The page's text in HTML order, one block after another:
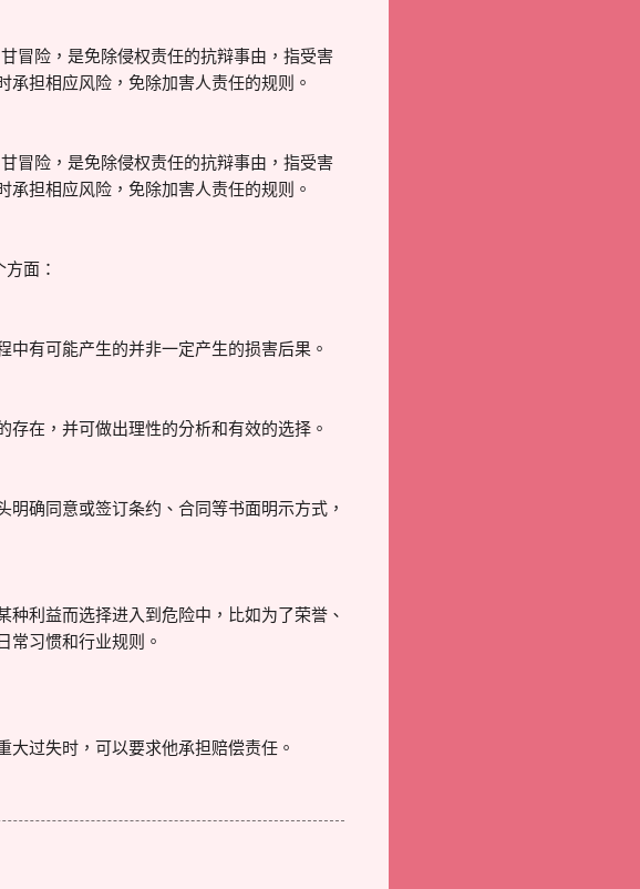
冒险，是免除侵权责任的抗辩事由，指受害
担相应风险，免除加害人责任的规则。
冒险，是免除侵权责任的抗辩事由，指受害
担相应风险，免除加害人责任的规则。
面：
有可能产生的并非一定产生的损害后果。
在，并可做出理性的分析和有效的选择。
确同意或签订条约、合同等书面明示方式，
利益而选择进入到危险中，比如为了荣誉、
常习惯和行业规则。
过失时，可以要求他承担赔偿责任。